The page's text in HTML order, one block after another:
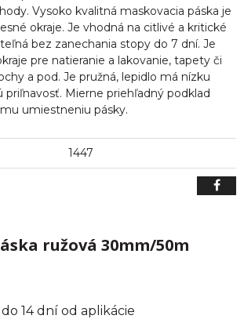
Vysoko kvalitná maskovacia páska je
okraje. Je vhodná na citlivé a kritické
bez zanechania stopy do 7 dní. Je
pre natieranie a lakovanie, tapety či
a pod. Je pružná, lepidlo má nízku
priľnavosť. Mierne priehľadný podklad
umiestneniu pásky.
1447
ružová 30mm/50m
14 dní od aplikácie